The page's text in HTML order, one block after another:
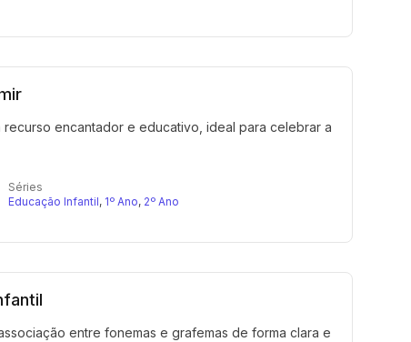
recurso encantador e educativo, ideal para celebrar a
Séries
Educação Infantil, 1º Ano, 2º Ano
entre fonemas e grafemas de forma clara e